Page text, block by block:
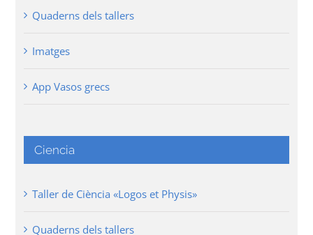
Quaderns dels tallers
Imatges
App Vasos grecs
Ciencia
Taller de Ciència «Logos et Physis»
Quaderns dels tallers